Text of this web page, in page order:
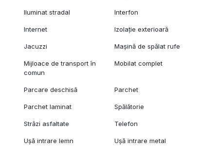
Iluminat stradal Interfon
Internet Izolație exterioară
Jacuzzi Mașină de spălat rufe
Mijloace de transport în
comun
Mobilat complet
Parcare deschisă Parchet
Parchet laminat Spălătorie
Străzi asfaltate Telefon
Ușă intrare lemn Ușă intrare metal